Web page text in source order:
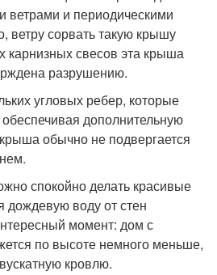
ветрами и периодическими
ветру сорвать такую крышу
карнизных свесов эта крыша
разрушению.
угловых ребер, которые
дополнительную
обычно не подвергается
спокойно делать красивые
дождевую воду от стен
момент: дом с
по высоте немного меньше,
кровлю.